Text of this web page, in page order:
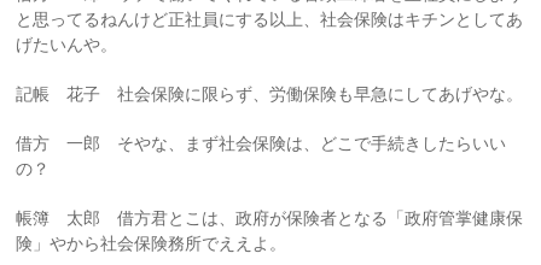
と思ってるねんけど正社員にする以上、社会保険はキチンとしてあ
げたいんや。
記帳 花子 社会保険に限らず、労働保険も早急にしてあげやな。
借方 一郎 そやな、まず社会保険は、どこで手続きしたらいい
の？
帳簿 太郎 借方君とこは、政府が保険者となる「政府管掌健康保
険」やから社会保険務所でええよ。